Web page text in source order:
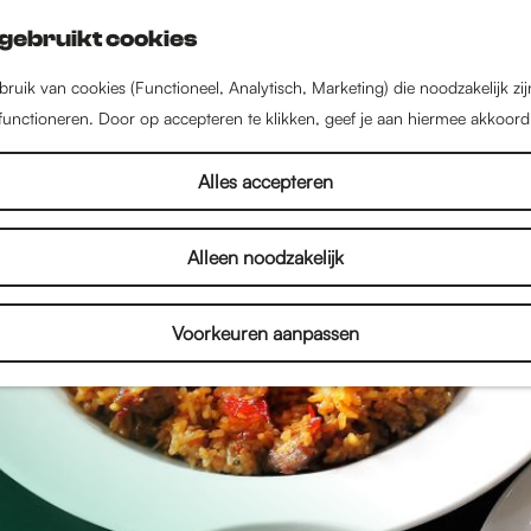
cookies
van cookies (Functioneel, Analytisch, Marketing) die noodzakelijk
Door op accepteren te klikken, geef je aan hiermee
Alles accepteren
Alleen noodzakelijk
Voorkeuren aanpassen